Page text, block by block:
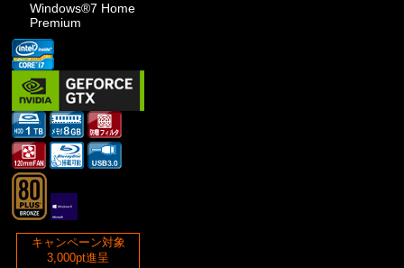
Windows®7 Home
Premium
キャンペーン対象
3,000pt進呈